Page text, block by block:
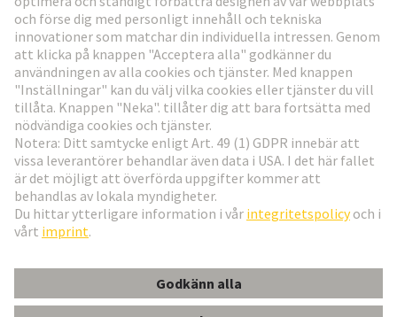
Gå till registrering
Social Media
Sverige
© Teknologi-koncernen HARTING